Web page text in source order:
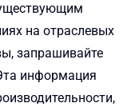
на отраслевых
запрашивайте
информация